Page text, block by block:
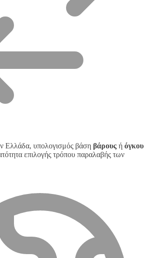
Ελλάδα, υπολογισμός βάση βάρους ή όγκου
επιλογής τρόπου παραλαβής των